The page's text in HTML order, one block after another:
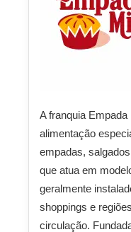
A franquia
alimentação
empadas,
que atua em
geralmente
shoppings e
circulação.